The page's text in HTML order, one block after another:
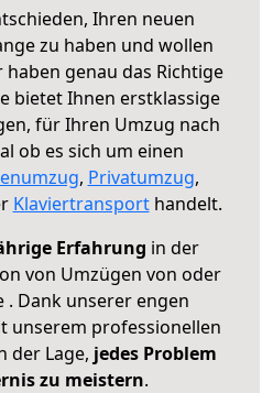
Ihren neuen
zu haben und wollen
haben genau das Richtige
bietet Ihnen erstklassige
für Ihren Umzug nach
ob es sich um einen
, Privatumzug,
Klaviertransporthandelt.
Erfahrung in der
von Umzügen von oder
. Dank unserer engen
unserem professionellen
der Lage, jedes Problem
zu meistern.